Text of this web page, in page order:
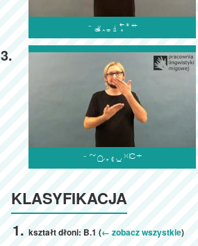

3.

KLASYFIKACJA
kształt dłoni: B.1 (← zobacz wszystkie)